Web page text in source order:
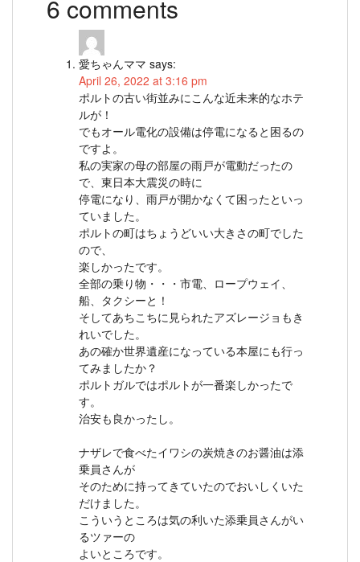
6 comments
愛ちゃんママ says:
April 26, 2022 at 3:16 pm
ポルトの古い街並みにこんな近未来的なホテ
ルが！
でもオール電化の設備は停電になると困るの
ですよ。
私の実家の母の部屋の雨戸が電動だったの
で、東日本大震災の時に
停電になり、雨戸が開かなくて困ったといっ
ていました。
ポルトの町はちょうどいい大きさの町でした
ので、
楽しかったです。
全部の乗り物・・・市電、ロープウェイ、
船、タクシーと！
そしてあちこちに見られたアズレージョもき
れいでした。
あの確か世界遺産になっている本屋にも行っ
てみましたか？
ポルトガルではポルトが一番楽しかったで
す。
治安も良かったし。
ナザレで食べたイワシの炭焼きのお醤油は添
乗員さんが
そのために持ってきていたのでおいしくいた
だけました。
こういうところは気の利いた添乗員さんがい
るツァーの
よいところです。